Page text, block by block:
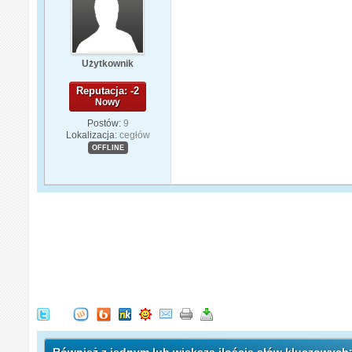
Użytkownik
Reputacja: -2
Nowy
Postów: 9
Lokalizacja: cegłów
OFFLINE